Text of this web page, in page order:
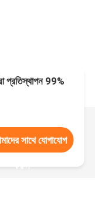
প্রতিস্থাপন 99%
সাথে যোগাযোগ
করুন